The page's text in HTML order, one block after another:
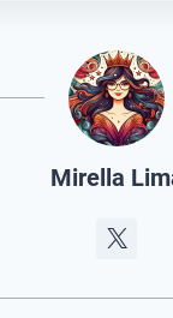
Mirella